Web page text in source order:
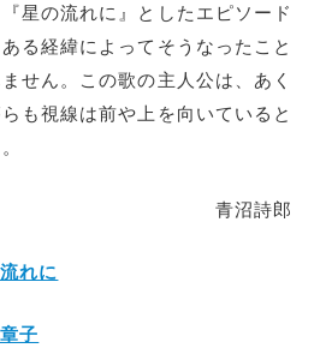
星の流れに』としたエピソード
る経緯によってそうなったこと
せん。この歌の主人公は、あく
も視線は前や上を向いていると
青沼詩郎
れに
子